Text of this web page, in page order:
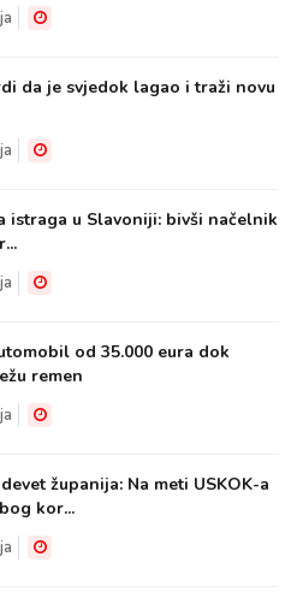
da je svjedok lagao i traži novu
istraga u Slavoniji: bivši načelnik
od 35.000 eura dok
remen
županija: Na meti USKOK-a
kor...